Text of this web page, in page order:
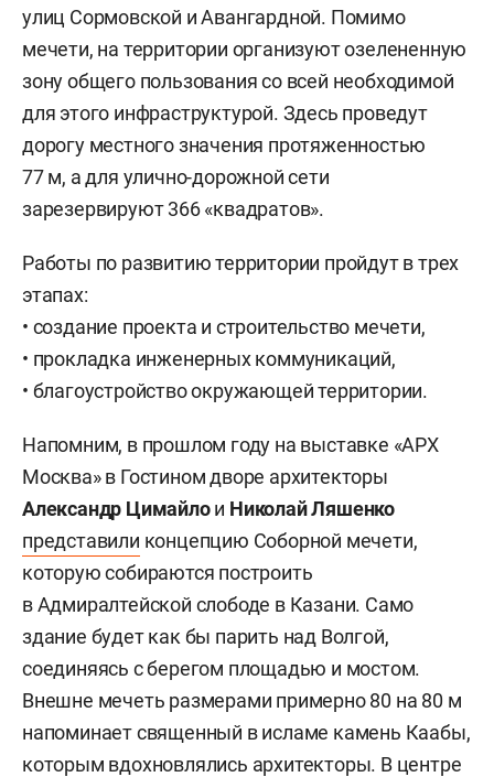
улиц Сормовской и Авангардной. Помимо
мечети, на территории организуют озелененную
зону общего пользования со всей необходимой
для этого инфраструктурой. Здесь проведут
дорогу местного значения протяженностью
77 м, а для улично-дорожной сети
зарезервируют 366 «квадратов».
Работы по развитию территории пройдут в трех
этапах:
• создание проекта и строительство мечети,
• прокладка инженерных коммуникаций,
• благоустройство окружающей территории.
Напомним, в прошлом году на выставке «АРХ
Москва» в Гостином дворе архитекторы
Александр Цимайлои Николай Ляшенко
представили концепцию Соборной мечети,
которую собираются построить
в Адмиралтейской слободе в Казани. Само
здание будет как бы парить над Волгой,
соединяясь с берегом площадью и мостом.
Внешне мечеть размерами примерно 80 на 80 м
напоминает священный в исламе камень Каабы,
которым вдохновлялись архитекторы. В центре